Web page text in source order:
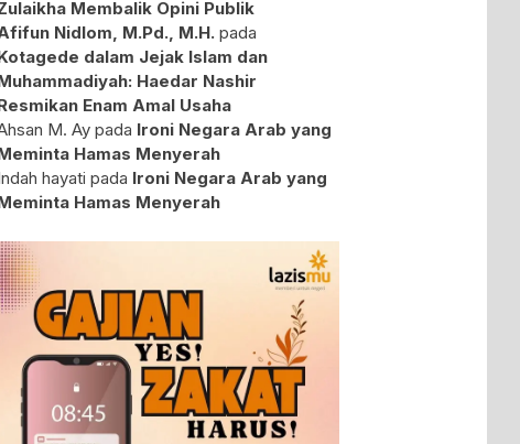
Membalik Opini Publik
Nidlom, M.Pd., M.H. pada
dalam Jejak Islam dan
Haedar Nashir
Enam Amal Usaha
M. Ay pada Ironi Negara Arab yang
Hamas Menyerah
hayati pada Ironi Negara Arab yang
Hamas Menyerah